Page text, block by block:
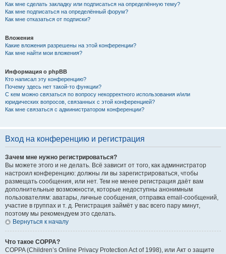
Как мне сделать закладку или подписаться на определённую тему?
Как мне подписаться на определённый форум?
Как мне отказаться от подписки?
Вложения
Какие вложения разрешены на этой конференции?
Как мне найти мои вложения?
Информация о phpBB
Кто написал эту конференцию?
Почему здесь нет такой-то функции?
С кем можно связаться по вопросу некорректного использования и/или
юридических вопросов, связанных с этой конференцией?
Как мне связаться с администратором конференции?
Вход на конференцию и регистрация
Зачем мне нужно регистрироваться?
Вы можете этого и не делать. Всё зависит от того, как администратор
настроил конференцию: должны ли вы зарегистрироваться, чтобы
размещать сообщения, или нет. Тем не менее регистрация даёт вам
дополнительные возможности, которые недоступны анонимным
пользователям: аватары, личные сообщения, отправка email-сообщений,
участие в группах и т. д. Регистрация займёт у вас всего пару минут,
поэтому мы рекомендуем это сделать.
Вернуться к началу
Что такое COPPA?
COPPA (Children’s Online Privacy Protection Act of 1998), или Акт о защите